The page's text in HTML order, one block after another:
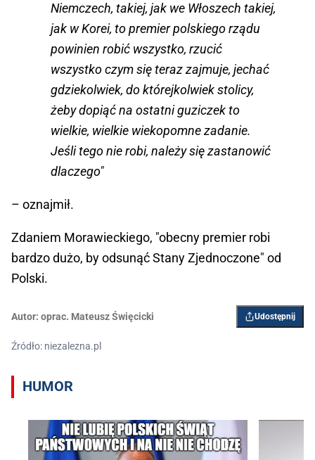
Niemczech, takiej, jak we Włoszech takiej,
jak w Korei, to premier polskiego rządu
powinien robić wszystko, rzucić
wszystko czym się teraz zajmuje, jechać
gdziekolwiek, do którejkolwiek stolicy,
żeby dopiąć na ostatni guziczek to
wielkie, wielkie wiekopomne zadanie.
Jeśli tego nie robi, należy się zastanowić
dlaczego"
– oznajmił.
Zdaniem Morawieckiego, "obecny premier robi
bardzo dużo, by odsunąć Stany Zjednoczone" od
Polski.
Autor: oprac. Mateusz Święcicki Udostępnij
Źródło: niezalezna.pl
HUMOR